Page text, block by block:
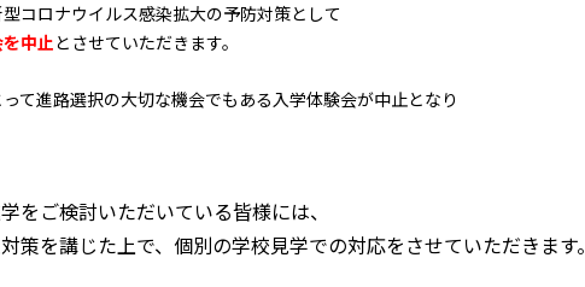
コロナウイルス感染拡大の予防対策として
中止とさせていただきます。
て進路選択の大切な機会でもある入学体験会が中止となり
をご検討いただいている皆様には、
策を講じた上で、個別の学校見学での対応をさせていただきます。